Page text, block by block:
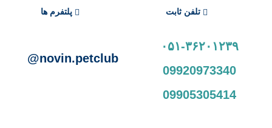
تلفن ثابت
۰۵۱-۳۶۲۰۱۲۳۹
09920973340
09905305414
پلتفرم ها
novin.petclub@